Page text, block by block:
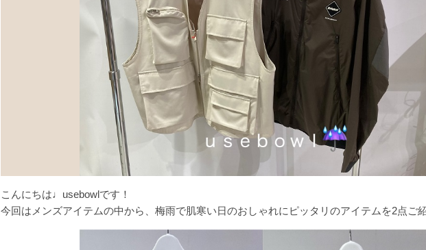
こんにちは♩usebowlです！
今回はメンズアイテムの中から、梅雨で肌寒い日のおしゃれにピッタリのアイテムを2点ご